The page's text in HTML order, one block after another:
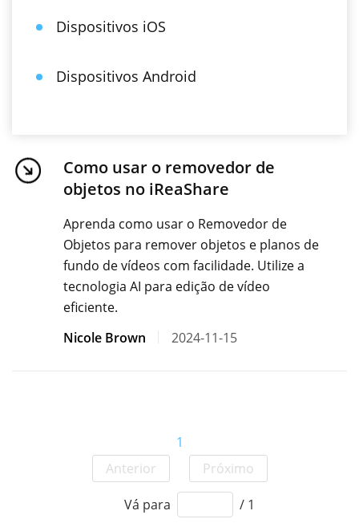
Dispositivos iOS
Dispositivos Android
Como usar o removedor de
objetos no iReaShare
Aprenda como usar o Removedor de
Objetos para remover objetos e planos de
fundo de vídeos com facilidade. Utilize a
tecnologia AI para edição de vídeo
eficiente.
Nicole Brown
2024-11-15
Anterior
1
Próximo
Vá para / 1